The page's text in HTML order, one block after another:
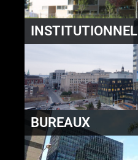
INSTITUTIONNEL
BUREAUX